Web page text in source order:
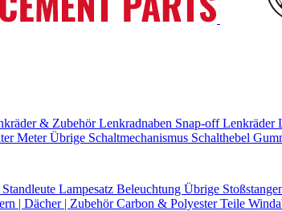
& ZubehörLenkradnaben Snap-offLenkräder
Meter Übrige Schaltmechanismus Schalthebel
Standleute Lampesatz Beleuchtung Übrige
| Dächer | ZubehörCarbon & Polyester Teile